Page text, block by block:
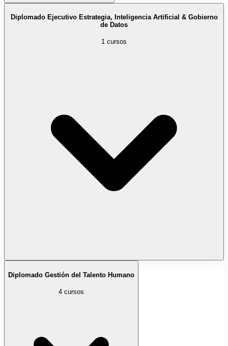
Diplomado Ejecutivo Estrategia, Inteligencia Artificial & Gobierno
de Datos
1 cursos
Diplomado Gestión del Talento Humano
4 cursos